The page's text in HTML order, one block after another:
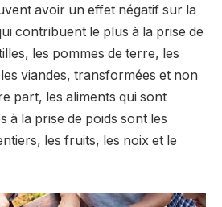
avoir un effet négatif sur la
contribuent le plus à la prise de
les pommes de terre, les
viandes, transformées et non
part, les aliments qui sont
à la prise de poids sont les
les fruits, les noix et le